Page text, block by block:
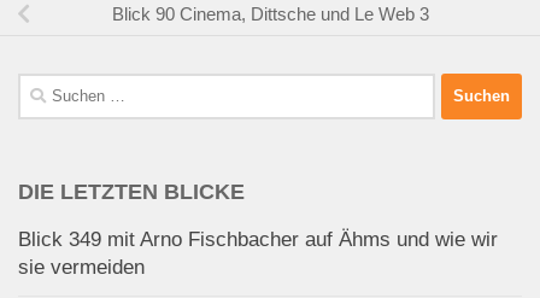
Blick 90 Cinema, Dittsche und Le Web 3
Suchen
nach:
DIE LETZTEN BLICKE
Blick 349 mit Arno Fischbacher auf Ähms und wie wir
sie vermeiden